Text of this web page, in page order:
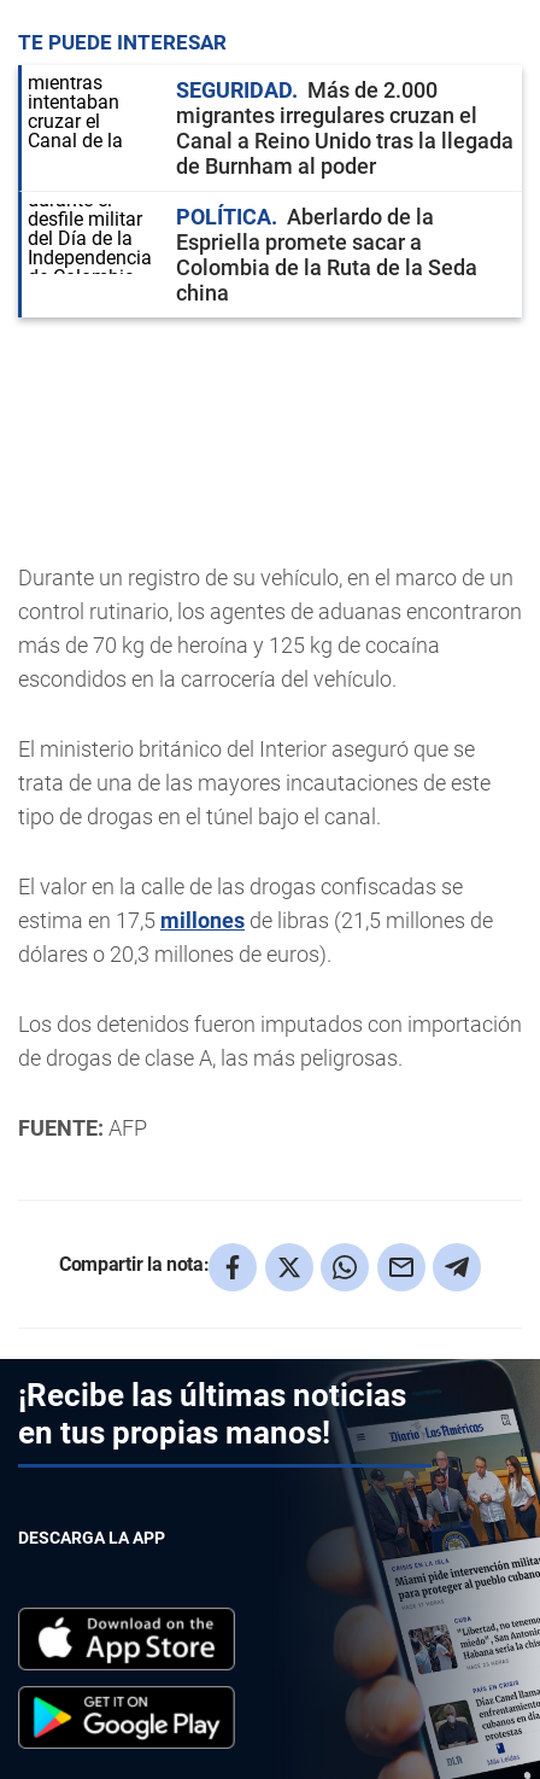
TE PUEDE INTERESAR
SEGURIDAD
Más de 2.000
migrantes irregulares cruzan el
Canal a Reino Unido tras la llegada
de Burnham al poder
POLÍTICA
Aberlardo de la
Espriella promete sacar a
Colombia de la Ruta de la Seda
china
Durante un registro de su vehículo, en el marco de un
control rutinario, los agentes de aduanas encontraron
más de 70 kg de heroína y 125 kg de cocaína
escondidos en la carrocería del vehículo.
El ministerio británico del Interior aseguró que se
trata de una de las mayores incautaciones de este
tipo de drogas en el túnel bajo el canal.
El valor en la calle de las drogas confiscadas se
estima en 17,5 millones de libras (21,5 millones de
dólares o 20,3 millones de euros).
Los dos detenidos fueron imputados con importación
de drogas de clase A, las más peligrosas.
FUENTE: AFP
Compartir la nota:
¡Recibe las últimas noticias
en tus propias manos!
DESCARGA LA APP